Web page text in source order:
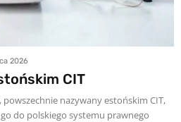
2026
CIT
powszechnie nazywany estońskim CIT,
do polskiego systemu prawnego